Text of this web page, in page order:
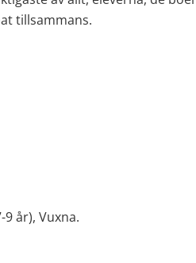
tillsammans.
9 år), Vuxna.